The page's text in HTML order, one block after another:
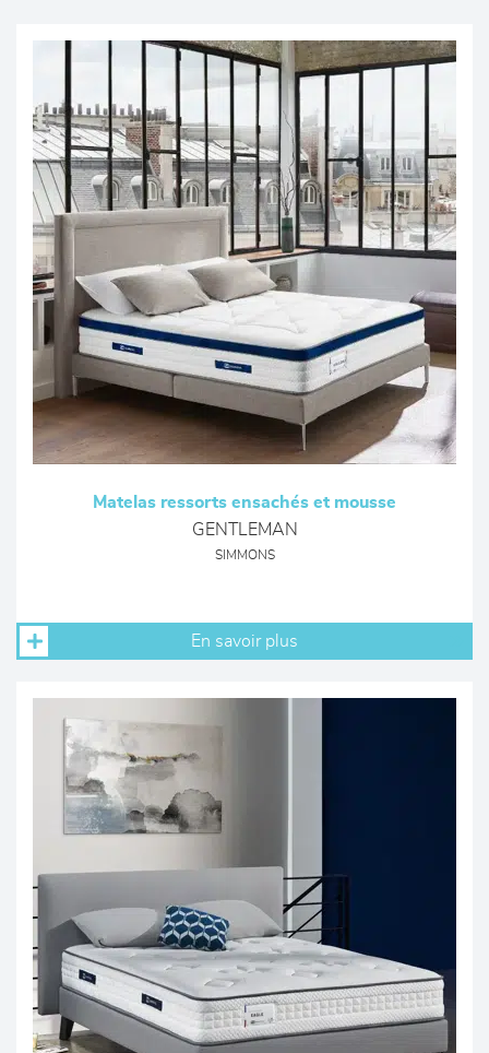
Matelas ressorts ensachés et mousse
GENTLEMAN
SIMMONS
En savoir plus